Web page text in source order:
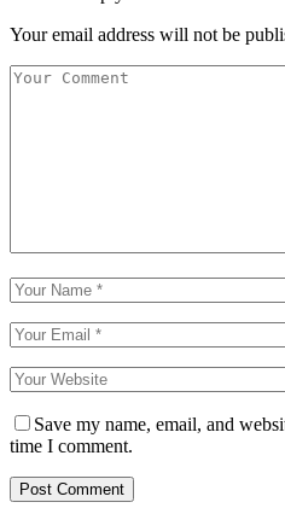
Your email address will not be
Save my name, email, and
time I comment.